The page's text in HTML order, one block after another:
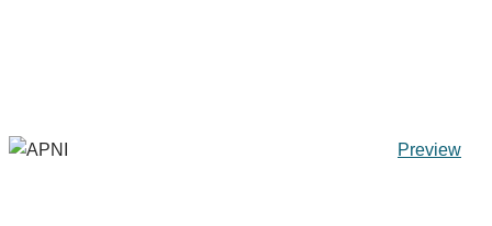
Preview